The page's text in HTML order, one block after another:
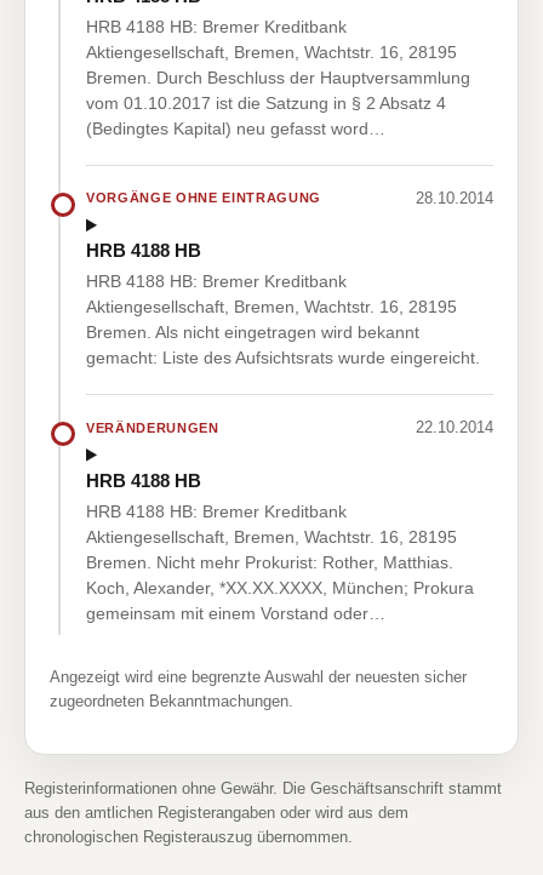
HRB 4188 HB: Bremer Kreditbank
Aktiengesellschaft, Bremen, Wachtstr. 16, 28195
Bremen. Durch Beschluss der Hauptversammlung
vom 01.10.2017 ist die Satzung in § 2 Absatz 4
(Bedingtes Kapital) neu gefasst word…
VORGÄNGE OHNE EINTRAGUNG 28.10.2014
HRB 4188 HB
HRB 4188 HB: Bremer Kreditbank
Aktiengesellschaft, Bremen, Wachtstr. 16, 28195
Bremen. Als nicht eingetragen wird bekannt
gemacht: Liste des Aufsichtsrats wurde eingereicht.
VERÄNDERUNGEN 22.10.2014
HRB 4188 HB
HRB 4188 HB: Bremer Kreditbank
Aktiengesellschaft, Bremen, Wachtstr. 16, 28195
Bremen. Nicht mehr Prokurist: Rother, Matthias.
Koch, Alexander, *XX.XX.XXXX, München; Prokura
gemeinsam mit einem Vorstand oder…
Angezeigt wird eine begrenzte Auswahl der neuesten sicher
zugeordneten Bekanntmachungen.
Registerinformationen ohne Gewähr. Die Geschäftsanschrift stammt
aus den amtlichen Registerangaben oder wird aus dem
chronologischen Registerauszug übernommen.